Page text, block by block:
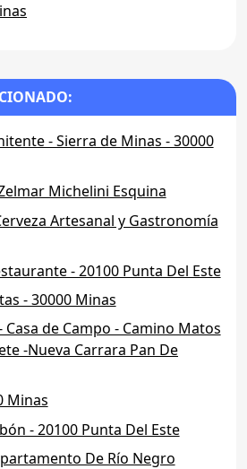
- Sierra de Minas - 30000
Michelini Esquina
Artesanal y Gastronomía
- 20100 Punta Del Este
- 30000 Minas
Casa de Campo - Camino Matos
-Nueva Carrara Pan De
Minas
- 20100 Punta Del Este
De Río Negro